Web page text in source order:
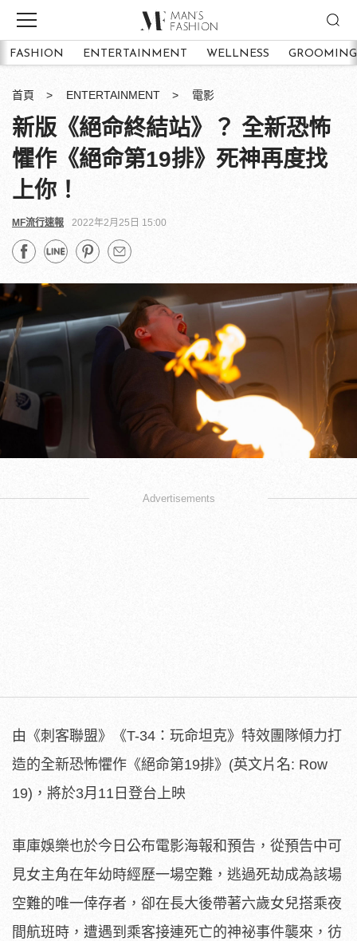
FASHION ENTERTAINMENT WELLNESS GROOMING
首頁 ENTERTAINMENT 電影
新版《絕命終結站》？ 全新恐怖
懼作《絕命第19排》死神再度找
上你！
MF流行速報 2022年2月25日 15:00
Advertisements
由《刺客聯盟》《T-34：玩命坦克》特效團隊傾力打
造的全新恐怖懼作《絕命第19排》(英文片名: Row
19)，將於3月11日登台上映
車庫娛樂也於今日公布電影海報和預告， 從預告中可
見女主角在年幼時經歷一場空難， 逃過死劫成為該場
空難的唯一倖存者， 卻在長大後帶著六歲女兒搭乘夜
間航班時， 遭遇到乘客接連死亡的神祕事件襲來， 彷